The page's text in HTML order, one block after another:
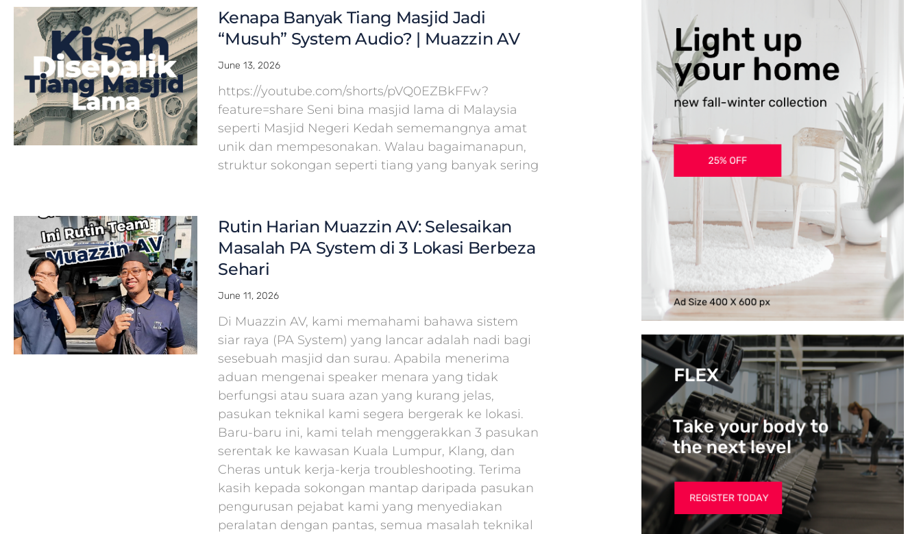
Kenapa Banyak Tiang Masjid Jadi
“Musuh” System Audio? | Muazzin AV
June 13, 2026
https://youtube.com/shorts/pVQ0EZBkFFw?
feature=share Seni bina masjid lama di Malaysia
seperti Masjid Negeri Kedah sememangnya amat
unik dan mempesonakan. Walau bagaimanapun,
struktur sokongan seperti tiang yang banyak sering
Rutin Harian Muazzin AV: Selesaikan
Masalah PA System di 3 Lokasi Berbeza
Sehari
June 11, 2026
Di Muazzin AV, kami memahami bahawa sistem
siar raya (PA System) yang lancar adalah nadi bagi
sesebuah masjid dan surau. Apabila menerima
aduan mengenai speaker menara yang tidak
berfungsi atau suara azan yang kurang jelas,
pasukan teknikal kami segera bergerak ke lokasi.
Baru-baru ini, kami telah menggerakkan 3 pasukan
serentak ke kawasan Kuala Lumpur, Klang, dan
Cheras untuk kerja-kerja troubleshooting. Terima
kasih kepada sokongan mantap daripada pasukan
pengurusan pejabat kami yang menyediakan
peralatan dengan pantas, semua masalah teknikal